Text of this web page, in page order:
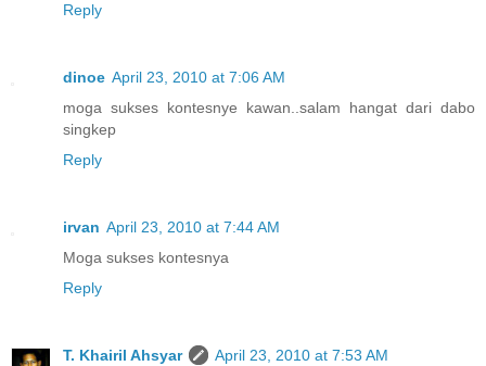
Reply
dinoe April 23, 2010 at 7:06 AM
moga sukses kontesnye kawan..salam hangat dari dabo
singkep
Reply
irvan April 23, 2010 at 7:44 AM
Moga sukses kontesnya
Reply
T. Khairil Ahsyar
April 23, 2010 at 7:53 AM